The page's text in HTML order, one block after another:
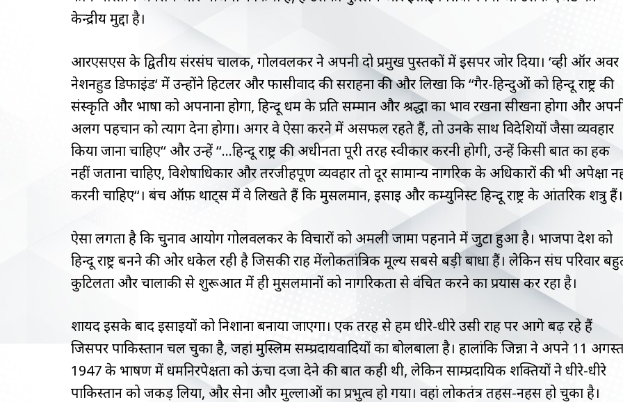
केन्द्रीय मुद्दा है।
आरएसएस के द्वितीय संरसंघ चालक, गोलवलकर ने अपनी दो प्रमुख पुस्तकों में इसपर जोर दिया। ‘व्ही ऑर अवर
नेशनहुड डिफाइंड‘ में उन्होंने हिटलर और फासीवाद की सराहना की और लिखा कि ‘‘गैर-हिन्दुओं को हिन्दू राष्ट्र की
संस्कृति और भाषा को अपनाना होगा, हिन्दू धर्म के प्रति सम्मान और श्रद्धा का भाव रखना सीखना होगा और
अलग पहचान को त्याग देना होगा। अगर वे ऐसा करने में असफल रहते हैं, तो उनके साथ विदेशियों जैसा व्यवहार
किया जाना चाहिए‘‘ और उन्हें ‘‘…हिन्दू राष्ट्र की अधीनता पूरी तरह स्वीकार करनी होगी, उन्हें किसी बात का हक
नहीं जताना चाहिए, विशेषाधिकार और तरजीहपूर्ण व्यवहार तो दूर सामान्य नागरिक के अधिकारों की भी अपेक्षा
करनी चाहिए‘‘। बंच ऑफ़ थाट्स में वे लिखते हैं कि मुसलमान, ईसाई और कम्युनिस्ट हिन्दू राष्ट्र के आंतरिक शत्रु हैं।
ऐसा लगता है कि चुनाव आयोग गोलवलकर के विचारों को अमली जामा पहनाने में जुटा हुआ है। भाजपा देश को
हिन्दू राष्ट्र बनने की ओर धकेल रही है जिसकी राह मेंलोकतांत्रिक मूल्य सबसे बड़ी बाधा हैं। लेकिन संघ परिवार
कुटिलता और चालाकी से शुरूआत में ही मुसलमानों को नागरिकता से वंचित करने का प्रयास कर रहा है।
शायद इसके बाद ईसाईयों को निशाना बनाया जाएगा। एक तरह से हम धीरे-धीरे उसी राह पर आगे बढ़ रहे हैं
जिसपर पाकिस्तान चल चुका है, जहां मुस्लिम सम्प्रदायवादियों का बोलबाला है। हालांकि जिन्ना ने अपने 11
1947 के भाषण में धर्मनिरपेक्षता को ऊंचा दर्जा देने की बात कही थी, लेकिन साम्प्रदायिक शक्तियों ने धीरे-धीरे
पाकिस्तान को जकड़ लिया, और सेना और मुल्लाओं का प्रभुत्व हो गया। वहां लोकतंत्र तहस-नहस हो चुका है।